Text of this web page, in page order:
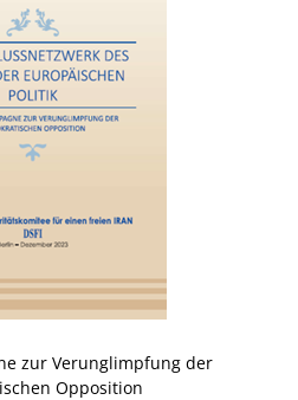
zur Verunglimpfung der
Opposition